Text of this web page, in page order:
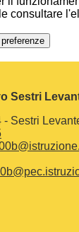
consultare
Sestri
Sestri